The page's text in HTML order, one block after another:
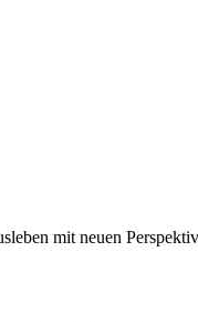
mit neuen